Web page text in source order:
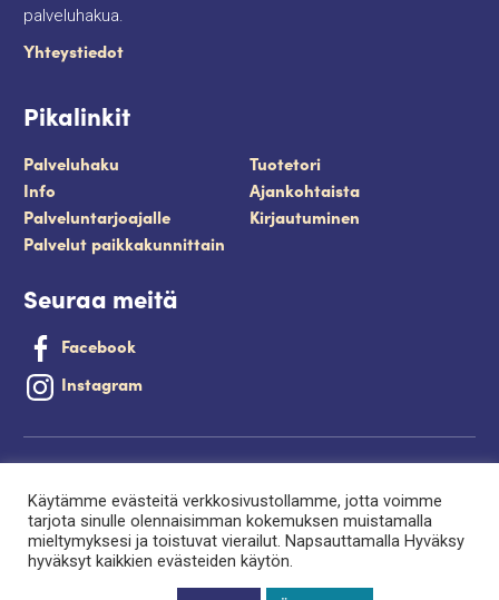
palveluhakua.
Yhteystiedot
Pikalinkit
Palveluhaku
Tuotetori
Info
Ajankohtaista
Palveluntarjoajalle
Kirjautuminen
Palvelut paikkakunnittain
Seuraa meitä
Facebook
Instagram
Saavutettavuusseloste
Evästeet
Käytämme evästeitä verkkosivustollamme, jotta voimme
tarjota sinulle olennaisimman kokemuksen muistamalla
mieltymyksesi ja toistuvat vierailut. Napsauttamalla Hyväksy
hyväksyt kaikkien evästeiden käytön.